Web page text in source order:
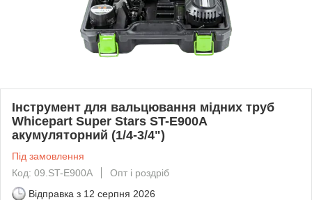
Інструмент для вальцювання мідних труб
Whicepart Super Stars ST-E900A
акумуляторний (1/4-3/4")
Під замовлення
Код: 09.ST-E900A
Опт і роздріб
Відправка з 12 серпня 2026